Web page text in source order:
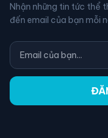
Nhận những tin tức thể
đến email của bạn mỗi